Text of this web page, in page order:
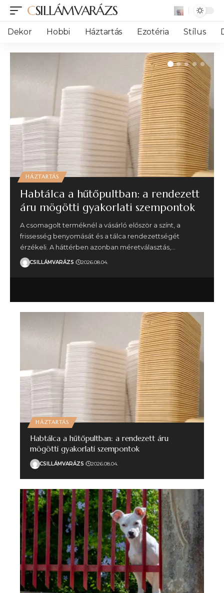
CSILLÁMVARÁZS
Dekor Hobbi Háztartás Ezotéria Stílus
HÁZTARTÁS
Habtálca a hűtőpultban: a rendezett
áru mögötti gyakorlati szempontok
A csomagolt terméknél a vásárló először a színt, a
frissesség benyomását és a tálca rendezettségét
érzékeli. A háttérben azonban méretválasztás,…
CSILLÁMVARÁZS 2026.08.04.
HÁZTARTÁS
Habtálca a hűtőpultban: a rendezett áru
mögötti gyakorlati szempontok
CSILLÁMVARÁZS 2026.08.04.